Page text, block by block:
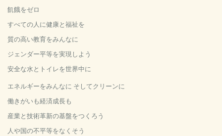
飢餓をゼロ
すべての人に健康と福祉を
質の高い教育をみんなに
ジェンダー平等を実現しよう
安全な水とトイレを世界中に
エネルギーをみんなに そしてクリーンに
働きがいも経済成長も
産業と技術革新の基盤をつくろう
人や国の不平等をなくそう